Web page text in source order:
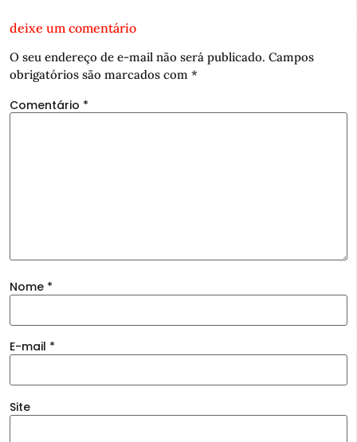
deixe um comentário
O seu endereço de e-mail não será publicado. Campos
obrigatórios são marcados com *
Comentário *
Nome *
E-mail *
Site